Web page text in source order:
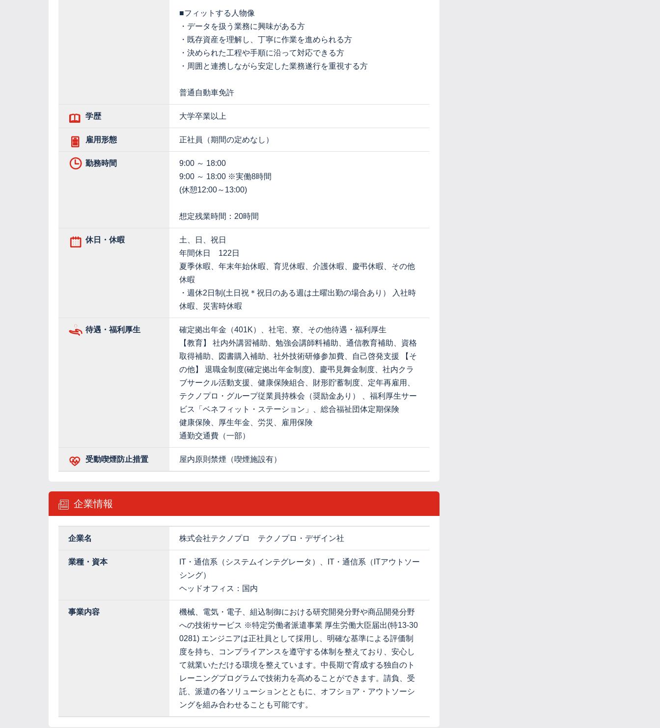
■フィットする人物像
・データを扱う業務に興味がある方
・既存資産を理解し、丁寧に作業を進められる方
・決められた工程や手順に沿って対応できる方
・周囲と連携しながら安定した業務遂行を重視する方
普通自動車免許
学歴 大学卒業以上
雇用形態 正社員（期間の定めなし）
勤務時間
9:00 ～ 18:00
9:00 ～ 18:00 ※実働8時間
(休憩12:00～13:00)
想定残業時間：20時間
休日・休暇
土、日、祝日
年間休日 122日
夏季休暇、年末年始休暇、育児休暇、介護休暇、慶弔休暇、その他
休暇
・週休2日制(土日祝＊祝日のある週は土曜出勤の場合あり） 入社時
休暇、災害時休暇
待遇・福利厚生
確定拠出年金（401K）、社宅、寮、その他待遇・福利厚生
【教育】 社内外講習補助、勉強会講師料補助、通信教育補助、資格
取得補助、図書購入補助、社外技術研修参加費、自己啓発支援 【そ
の他】 退職金制度(確定拠出年金制度)、慶弔見舞金制度、社内クラ
ブサークル活動支援、健康保険組合、財形貯蓄制度、定年再雇用、
テクノプロ・グループ従業員持株会（奨励金あり） 、福利厚生サー
ビス「ベネフィット・ステーション」、総合福祉団体定期保険
健康保険、厚生年金、労災、雇用保険
通勤交通費（一部）
受動喫煙防止措置 屋内原則禁煙（喫煙施設有）
企業情報
企業名 株式会社テクノプロ テクノプロ・デザイン社
業種・資本
IT・通信系（システムインテグレータ）、IT・通信系（ITアウトソー
シング）
ヘッドオフィス：国内
事業内容
機械、電気・電子、組込制御における研究開発分野や商品開発分野
への技術サービス ※特定労働者派遣事業 厚生労働大臣届出(特13-30
0281) エンジニアは正社員として採用し、明確な基準による評価制
度を持ち、コンプライアンスを遵守する体制を整えており、安心し
て就業いただける環境を整えています。中長期で育成する独自のト
レーニングプログラムで技術力を高めることができます。請負、受
託、派遣の各ソリューションとともに、オフショア・アウトソーシ
ングを組み合わせることも可能です。